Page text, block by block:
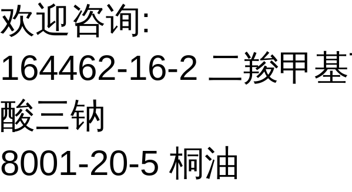
欢迎咨询:
164462-16-2 二羧甲
酸三钠
8001-20-5 桐油